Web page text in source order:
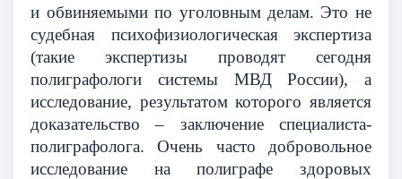
и обвиняемыми по уголовным делам. Это не
судебная психофизиологическая экспертиза
(такие экспертизы проводят сегодня
полиграфологи системы МВД России), а
исследование, результатом которого является
доказательство – заключение специалиста-
полиграфолога. Очень часто добровольное
исследование на полиграфе здоровых